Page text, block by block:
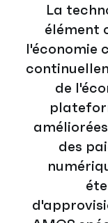
La
élément
l'économie
de
des